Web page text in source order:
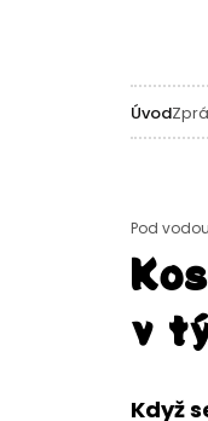
Úvod
Pod
v
Když